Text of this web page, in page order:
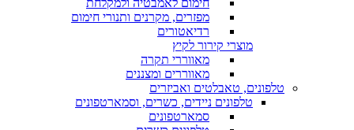
חימום לאמבטיה ולמקלחת
מפזרים, מקרנים ותנורי חימום
רדיאטורים
מוצרי קירור לקיץ
מאווררי תקרה
מאווררים ומצננים
טלפונים, טאבלטים ואביזרים
טלפונים ניידים, כשרים, וסמארטפונים
סמארטפונים